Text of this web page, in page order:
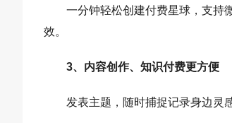
一分钟轻松创建付费星球，支持
效。
3、内容创作、知识付费更方便
发表主题，随时捕捉记录身边灵